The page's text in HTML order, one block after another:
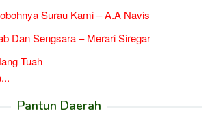
Surau Kami – A.A Navis
Dan Sengsara – Merari Siregar
Tuah
Pantun Daerah